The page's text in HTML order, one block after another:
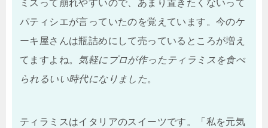
ミスって崩れやすいので、あまり置きたくないって
パティシエが言っていたのを覚えています。今のケ
ーキ屋さんは瓶詰めにして売っているところが増え
てますよね。 気軽にプロが作ったティラミスを食べ
られるいい時代になりました。
ティラミスはイタリアのスイーツです。「私を元気